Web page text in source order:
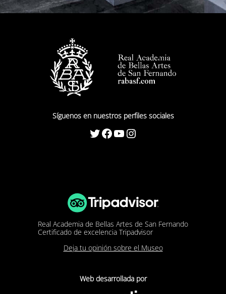
Síguenos en nuestros perfiles sociales
Twitter Facebook YouTube Instagram
Real Academia de Bellas Artes de San Fernando
Certificado de excelencia Tripadvisor
Deja tu opinión sobre el Museo
Web desarrollada por